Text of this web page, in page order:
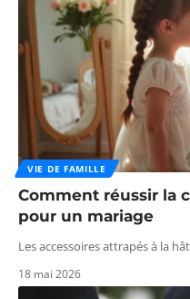
VIE DE FAMILLE
Comment réussir la
pour un mariage
Les accessoires attrapés à la
18 mai 2026